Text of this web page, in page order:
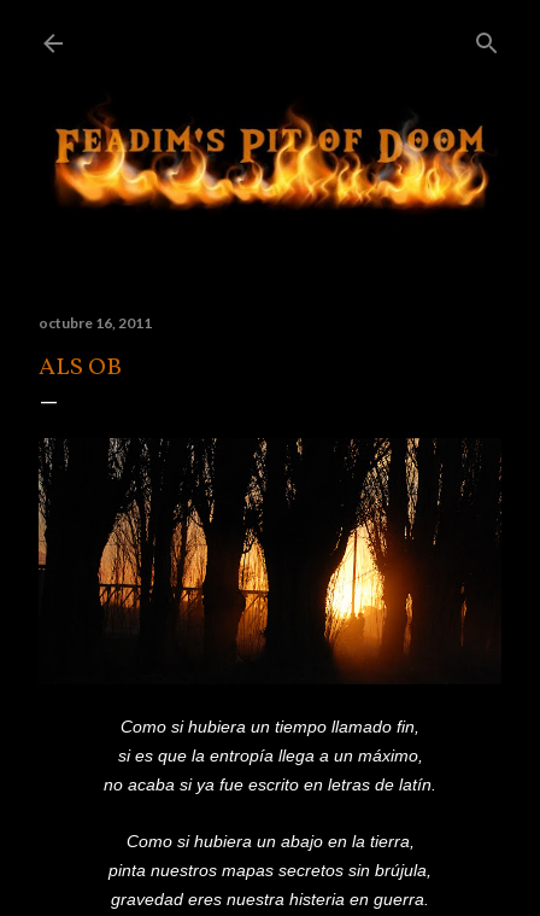
octubre 16, 2011
ALS OB
Como si hubiera un tiempo llamado fin,
si es que la entropía llega a un máximo,
no acaba si ya fue escrito en letras de latín.
Como si hubiera un abajo en la tierra,
pinta nuestros mapas secretos sin brújula,
gravedad eres nuestra histeria en guerra.